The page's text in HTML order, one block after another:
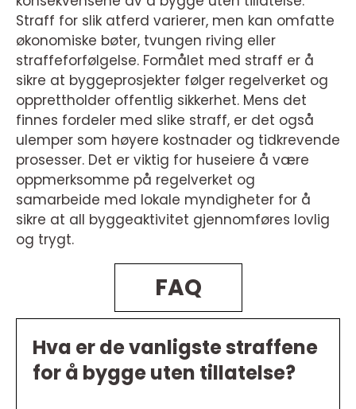
Straff for slik atferd varierer, men kan omfatte
økonomiske bøter, tvungen riving eller
straffeforfølgelse. Formålet med straff er å
sikre at byggeprosjekter følger regelverket og
opprettholder offentlig sikkerhet. Mens det
finnes fordeler med slike straff, er det også
ulemper som høyere kostnader og tidkrevende
prosesser. Det er viktig for huseiere å være
oppmerksomme på regelverket og
samarbeide med lokale myndigheter for å
sikre at all byggeaktivitet gjennomføres lovlig
og trygt.
FAQ
Hva er de vanligste straffene
for å bygge uten tillatelse?